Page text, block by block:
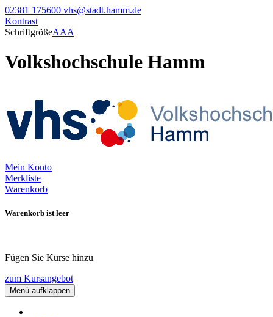
02381 175600 vhs@stadt.hamm.de
Kontrast
SchriftgrößeAAA
Volkshochschule Hamm
Mein Konto
Merkliste
Warenkorb
Warenkorb ist leer
Fügen Sie Kurse hinzu
zum Kursangebot
Menü aufklappen